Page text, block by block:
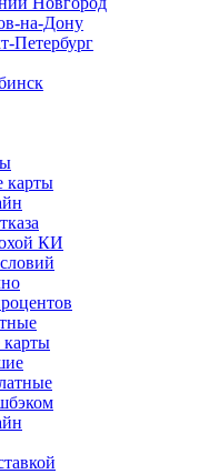
на-Дону
Петербург
карты
КИ
карты